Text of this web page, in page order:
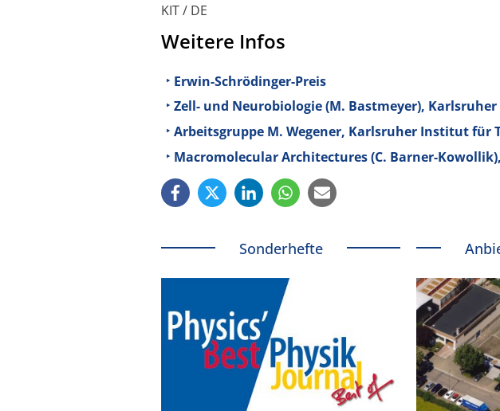
KIT / DE
Weitere Infos
Erwin-Schrödinger-Preis
Zell- und Neurobiologie (M. Bastmeyer),
Arbeitsgruppe M. Wegener, Karlsruher Institut für
Macromolecular Architectures (C. Barner-
Sonderhefte